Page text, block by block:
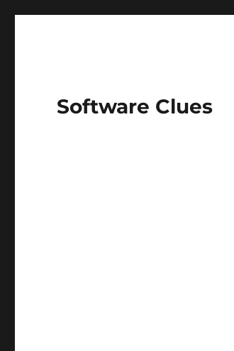
Software Clues